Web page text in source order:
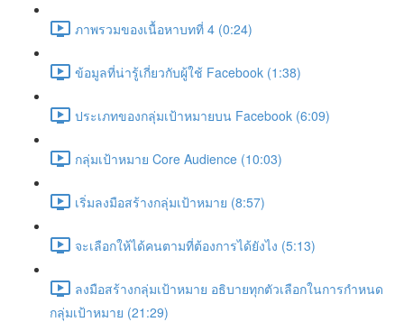
ภาพรวมของเนื้อหาบทที่ 4 (0:24)
ข้อมูลที่น่ารู้เกี่ยวกับผู้ใช้ Facebook (1:38)
ประเภทของกลุ่มเป้าหมายบน Facebook (6:09)
กลุ่มเป้าหมาย Core Audience (10:03)
เริ่มลงมือสร้างกลุ่มเป้าหมาย (8:57)
จะเลือกให้ได้คนตามที่ต้องการได้ยังไง (5:13)
ลงมือสร้างกลุ่มเป้าหมาย อธิบายทุกตัวเลือกในการกำหนด
กลุ่มเป้าหมาย (21:29)